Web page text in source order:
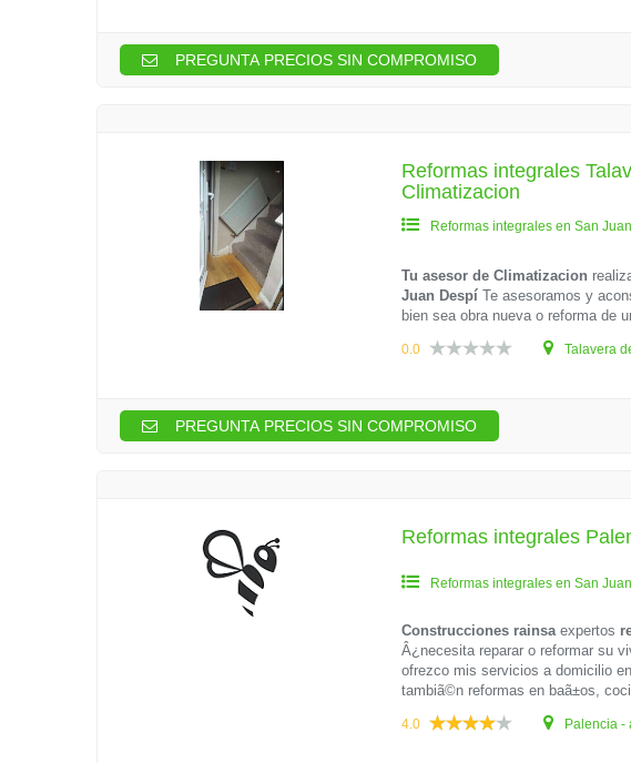
PREGUNTA PRECIOS SIN COMPROMISO
Reformas integrales
Climatizacion
Reformas integrales en San
Tu asesor de Climatizacion
Juan Despí Te asesoramos y
bien sea obra nueva o reforma de
0.0 Talavera
PREGUNTA PRECIOS SIN COMPROMISO
Reformas integrales
Reformas integrales en San
Construcciones rainsaexpertos
Â¿necesita reparar o reformar su
ofrezco mis servicios a domicilio
tambiã©n reformas en baã±os,
4.0 Palencia -